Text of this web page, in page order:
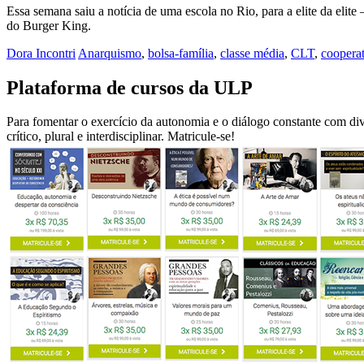
Essa semana saiu a notícia de uma escola no Rio, para a elite da
do Burger King.
Dora Incontri Anarquismo, bolsa-família, classe média, CLT,
Plataforma de cursos da ULP
Para fomentar o exercício da autonomia e o diálogo constante com
crítico, plural e interdisciplinar. Matricule-se!